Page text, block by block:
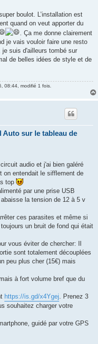
boulot. L’installation est
quand on veut apporter du
. Ça me donne clairement
je vais vouloir faire une resto
suis d'ailleurs tombé sur
de belles idées de style et de
08:44, modifié 1 fois.
Auto sur le tableau de
audio et j'ai bien galéré
on entendait le sifflement de
top
par une prise USB
la tension de 12 à 5 v
ces parasites et même si
un bruit de fond qui était
vous éviter de chercher: Il
sont totalement découplées
peu plus cher (15€) mais
à fort volume bref que du
https://is.gd/x4Ygej . Prenez 3
souhaitez charger votre
guidé par votre GPS